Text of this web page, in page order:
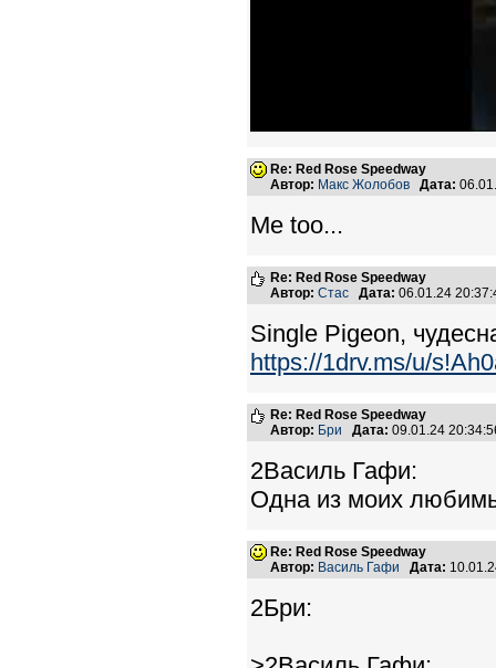
Re: Red Rose Speedway
Автор: Макс Жолобов Дата:
Me too...
Re: Red Rose Speedway
Автор: Стас Дата: 06.01.24
Single Pigeon,
https://1drv.ms/u/
Re: Red Rose Speedway
Автор: Бри Дата: 09.01.24
2Василь Гафи:
Одна из моих
Re: Red Rose Speedway
Автор: Василь Гафи Дата:
2Бри: